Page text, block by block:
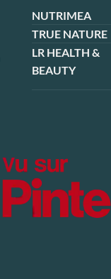
NUTRIMEA
TRUE NATURE
LR HEALTH &
BEAUTY